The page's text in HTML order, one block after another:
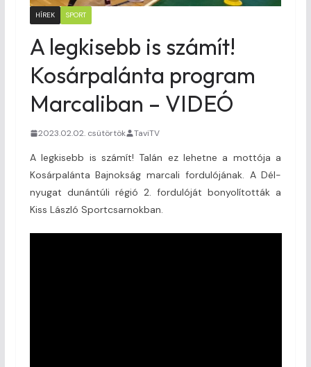
HÍREK SPORT
A legkisebb is számít!
Kosárpalánta program
Marcaliban – VIDEÓ
2023.02.02. csütörtök TaviTV
A legkisebb is számít! Talán ez lehetne a mottója a
Kosárpalánta Bajnokság marcali fordulójának. A Dél-
nyugat dunántúli régió 2. fordulóját bonyolították a
Kiss László Sportcsarnokban.